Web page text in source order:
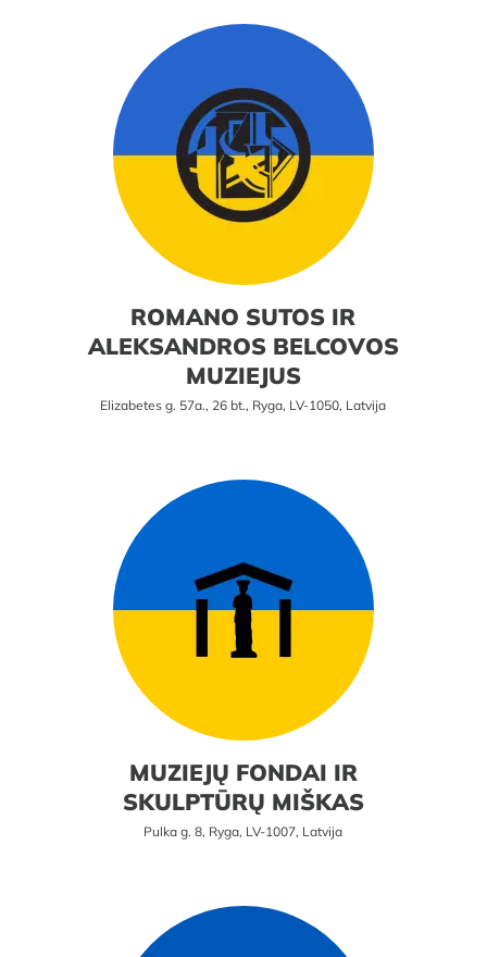
ROMANO SUTOS IR
ALEKSANDROS BELCOVOS
MUZIEJUS
Elizabetes g. 57a., 26 bt., Ryga, LV-1050, Latvija
MUZIEJŲ FONDAI IR
SKULPTŪRŲ MIŠKAS
Pulka g. 8, Ryga, LV-1007, Latvija